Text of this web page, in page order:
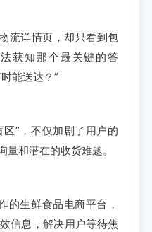
流详情页，却只看到包
获知那个最关键的答
能送达？”
”，不仅加剧了用户的
和潜在的收货难题。
的生鲜食品电商平台，
信息，解决用户等待焦